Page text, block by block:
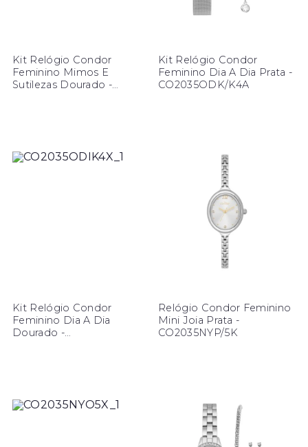
Kit Relógio Condor
Feminino Mimos E
Sutilezas Dourado -
Kit Relógio Condor
Feminino Dia A Dia Prata -
CO2035ODK/K4A
Kit Relógio Condor
Feminino Dia A Dia
Dourado -
Relógio Condor Feminino
Mini Joia Prata -
CO2035NYP/5K